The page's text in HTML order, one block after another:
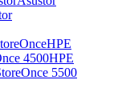
HPE
4500HPE
5500